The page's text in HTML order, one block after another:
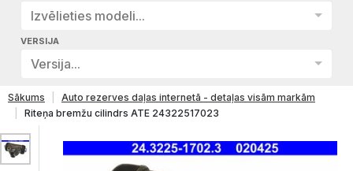
Izvēlieties modeli...
VERSIJA
Versija...
Sākums
Auto rezerves daļas internetā - detaļas visām markām
Riteņa bremžu cilindrs ATE 24322517023